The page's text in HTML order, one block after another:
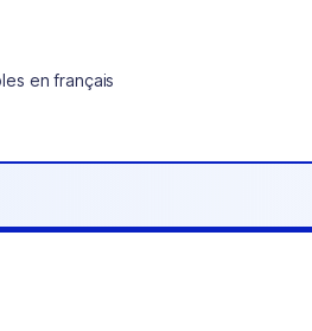
en français